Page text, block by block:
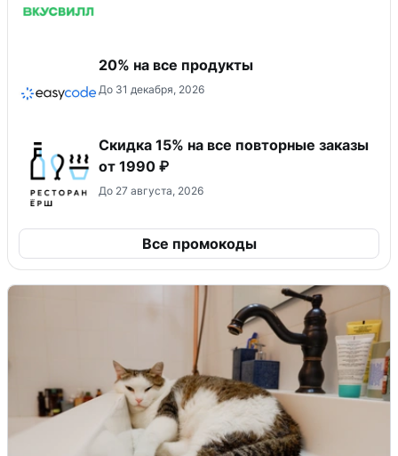
20% на все продукты
До 31 декабря, 2026
Скидка 15% на все повторные заказы
от 1990 ₽
До 27 августа, 2026
Все промокоды